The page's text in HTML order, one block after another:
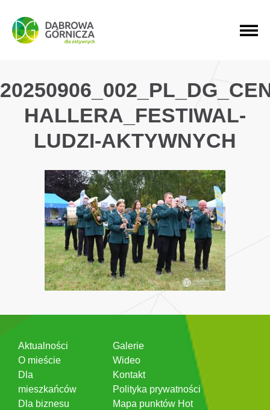
PRZEJDŹ DO MENU GŁÓWNEGO
PRZEJDŹ DO WYSZUKIWARKI
PRZEJDŹ DO TREŚCI
HALLERA_FESTIWAL-
LUDZI-AKTYWNYCH
Aktualności
O mieście
Dla
mieszkańców
Dla biznesu
Galerie
Wideo
Kontakt
Polityka prywatności
Mapa punktów Hot